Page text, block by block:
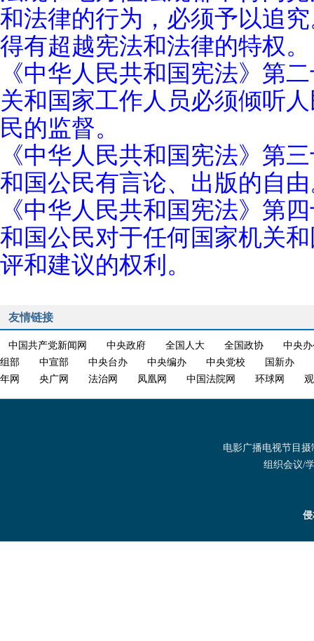
和法律的行为，必须予以追
得有超越宪法和法律的特权。
《中华人民共和国宪法》第
关和国家工作人员必须倾听
民的监督。
《中华人民共和国宪法》第
和国公民有言论、出版的自
《中华人民共和国宪法》第
和国公民对于任何国家机关
评和建议的权利。
友情链接
中国共产党新闻网 中央政府 全国人大 全国政协
中央
组部
中宣部 中央台办 中央编办 中央党校
国新办
年网
央广网 法治网 凤凰网 中国法院网 环球网
电影广播电视节目摄
组织会议/